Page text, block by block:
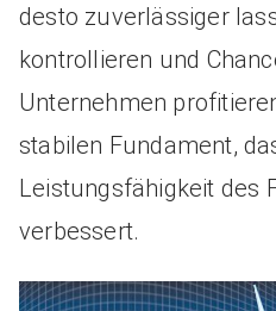
desto zuverlässiger
kontrollieren und
Unternehmen
stabilen Fundament,
Leistungsfähigkeit des
verbessert.